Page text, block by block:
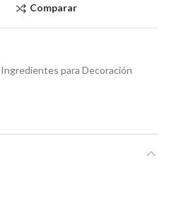
Comparar
Ingredientes para Decoración